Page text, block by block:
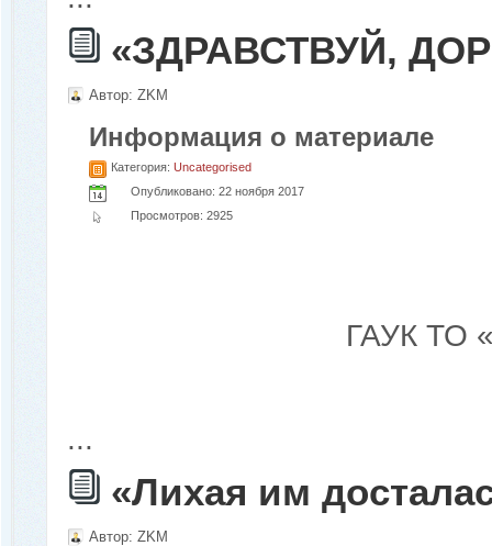
«ЗДРАВСТВУЙ,
Автор: ZKM
Информация о материале
Категория: Uncategorised
Опубликовано: 22 ноября 2017
Просмотров: 2925
ГАУК ТО
...
«Лихая им
Автор: ZKM